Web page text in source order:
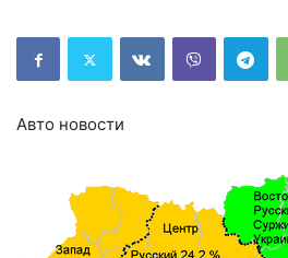
Авто новости